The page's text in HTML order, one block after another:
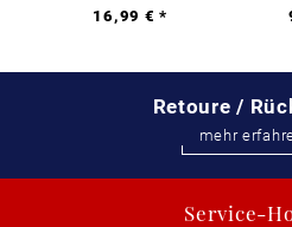
16,99 € *
Retoure /
mehr
Service-